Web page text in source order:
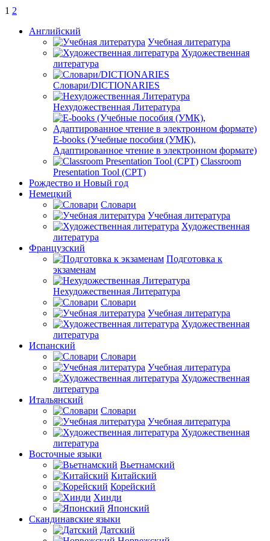
1 2
Английский
Учебная литература
Художественная
литература
Словари/DICTIONARIES
Нехудожественная Литература
E-books (Учебные пособия (УМК),
Адаптированное чтение в электронном формате)
Classroom
Presentation Tool (CPT)
Рождество и Новый год
Немецкий
Словари
Учебная литература
Художественная
литература
Французский
Подготовка к
экзаменам
Нехудожественная Литература
Словари
Учебная литература
Художественная
литература
Испанский
Словари
Учебная литература
Художественная
литература
Итальянский
Словари
Учебная литература
Художественная
литература
Восточные языки
Вьетнамский
Китайский
Корейский
Хинди
Японский
Скандинавские языки
Датский